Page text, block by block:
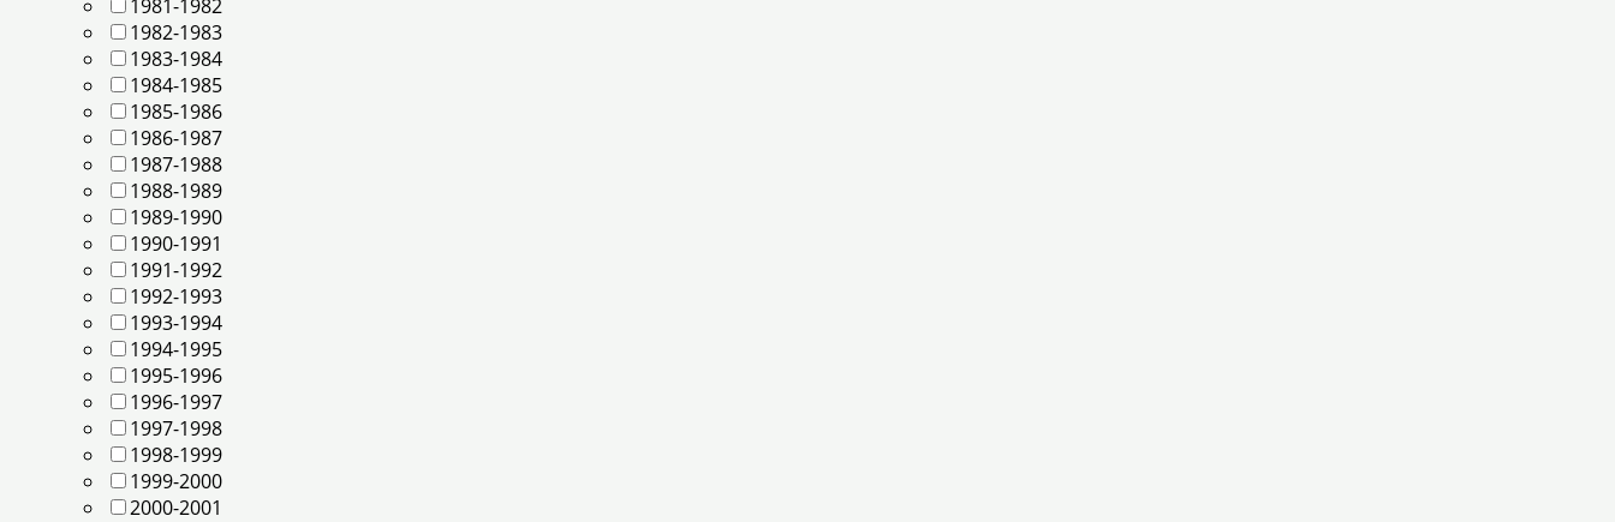
1981-1982
1982-1983
1983-1984
1984-1985
1985-1986
1986-1987
1987-1988
1988-1989
1989-1990
1990-1991
1991-1992
1992-1993
1993-1994
1994-1995
1995-1996
1996-1997
1997-1998
1998-1999
1999-2000
2000-2001